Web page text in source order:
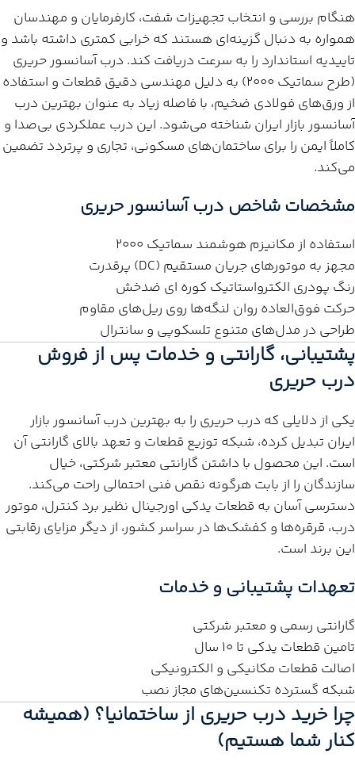
هنگام بررسی و انتخاب تجهیزات شفت، کارفرمایان و مهندسان
همواره به دنبال گزینه‌ای هستند که خرابی کمتری داشته باشد و
تاییدیه استاندارد را به سرعت دریافت کند. درب آسانسور حریری
(طرح سماتیک ۲۰۰۰) به دلیل مهندسی دقیق قطعات و استفاده
از ورق‌های فولادی ضخیم، با فاصله زیاد به عنوان بهترین درب
آسانسور بازار ایران شناخته می‌شود. این درب عملکردی بی‌صدا و
کاملاً ایمن را برای ساختمان‌های مسکونی، تجاری و پرتردد تضمین
می‌کند.
مشخصات شاخص درب آسانسور حریری
استفاده از مکانیزم هوشمند سماتیک ۲۰۰۰
مجهز به موتورهای جریان مستقیم (DC) پرقدرت
رنگ پودری الکترواستاتیک کوره ای ضدخش
حرکت فوق‌العاده روان لنگه‌ها روی ریل‌های مقاوم
طراحی در مدل‌های متنوع تلسکوپی و سانترال
پشتیبانی، گارانتی و خدمات پس از فروش
درب حریری
یکی از دلایلی که درب حریری را به بهترین درب آسانسور بازار
ایران تبدیل کرده، شبکه توزیع قطعات و تعهد بالای گارانتی آن
است. این محصول با داشتن گارانتی معتبر شرکتی، خیال
سازندگان را از بابت هرگونه نقص فنی احتمالی راحت می‌کند.
دسترسی آسان به قطعات یدکی اورجینال نظیر برد کنترل، موتور
درب، قرقره‌ها و کفشک‌ها در سراسر کشور، از دیگر مزایای رقابتی
این برند است.
تعهدات پشتیبانی و خدمات
گارانتی رسمی و معتبر شرکتی
تامین قطعات یدکی تا ۱۰ سال
اصالت قطعات مکانیکی و الکترونیکی
شبکه گسترده تکنسین‌های مجاز نصب
چرا خرید درب حریری از ساختمانیا؟ (همیشه
کنار شما هستیم)